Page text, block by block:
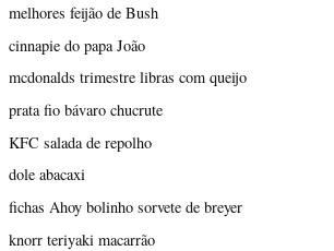
melhores feijão de Bush
cinnapie do papa João
mcdonalds trimestre libras com queijo
prata fio bávaro chucrute
KFC salada de repolho
dole abacaxi
fichas Ahoy bolinho sorvete de breyer
knorr teriyaki macarrão